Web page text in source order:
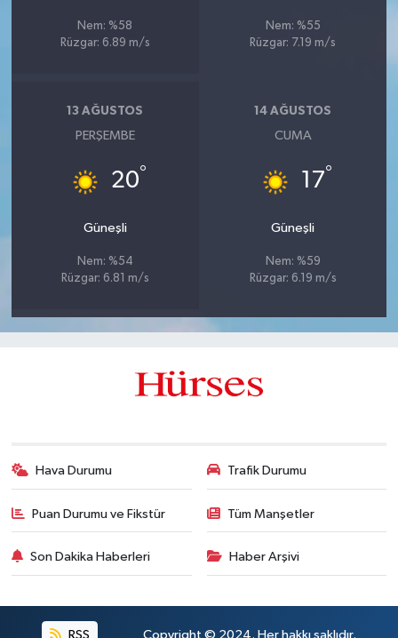
Nem: %58
Rüzgar: 6.89 m/s
Nem: %55
Rüzgar: 7.19 m/s
13 AĞUSTOS
PERŞEMBE
20°
Güneşli
Nem: %54
Rüzgar: 6.81 m/s
14 AĞUSTOS
CUMA
17°
Güneşli
Nem: %59
Rüzgar: 6.19 m/s
Hava Durumu Trafik Durumu
Puan Durumu ve Fikstür Tüm Manşetler
Son Dakika Haberleri Haber Arşivi
RSS Copyright © 2024. Her hakkı saklıdır.